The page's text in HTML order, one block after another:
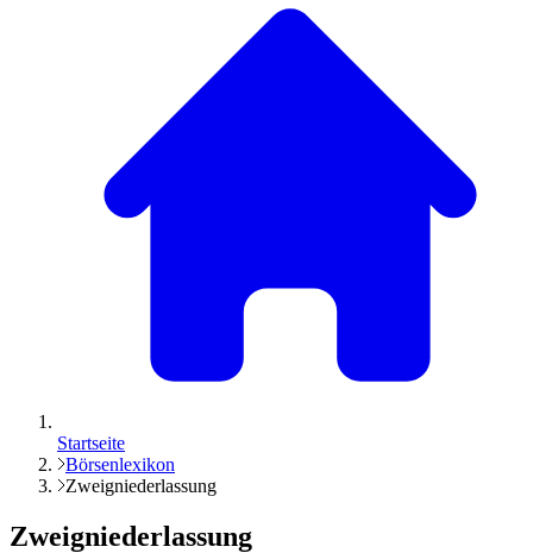
Startseite
Börsenlexikon
Zweigniederlassung
Zweigniederlassung